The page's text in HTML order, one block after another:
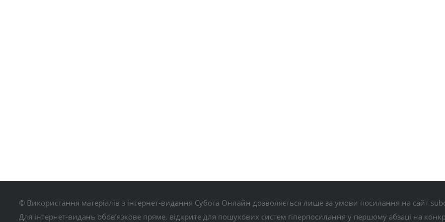
© Використання матеріалів з інтернет-видання Субота Онлайн дозволяється лише за умови посилання на сайт
Для інтернет-видань обов’язкове пряме, відкрите для пошукових систем гіперпосилання у першому абзаці на